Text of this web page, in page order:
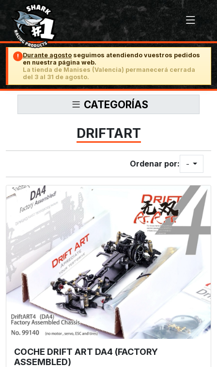
! Durante agosto seguimos atendiendo vuestros pedidos
en nuestra página web.
La tienda de Manises (Valencia) permanecerá cerrada
del 3 al 31 de agosto.
CATEGORÍAS
DRIFTART
Ordenar por: -
COCHE DRIFT ART DA4 (FACTORY
ASSEMBLED)